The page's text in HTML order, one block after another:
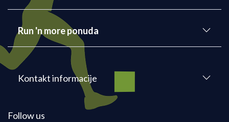
Run 'n more ponuda
Kontakt informacije
Follow us